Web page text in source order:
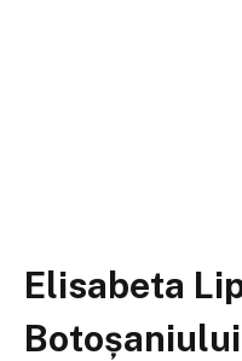
Elisabeta